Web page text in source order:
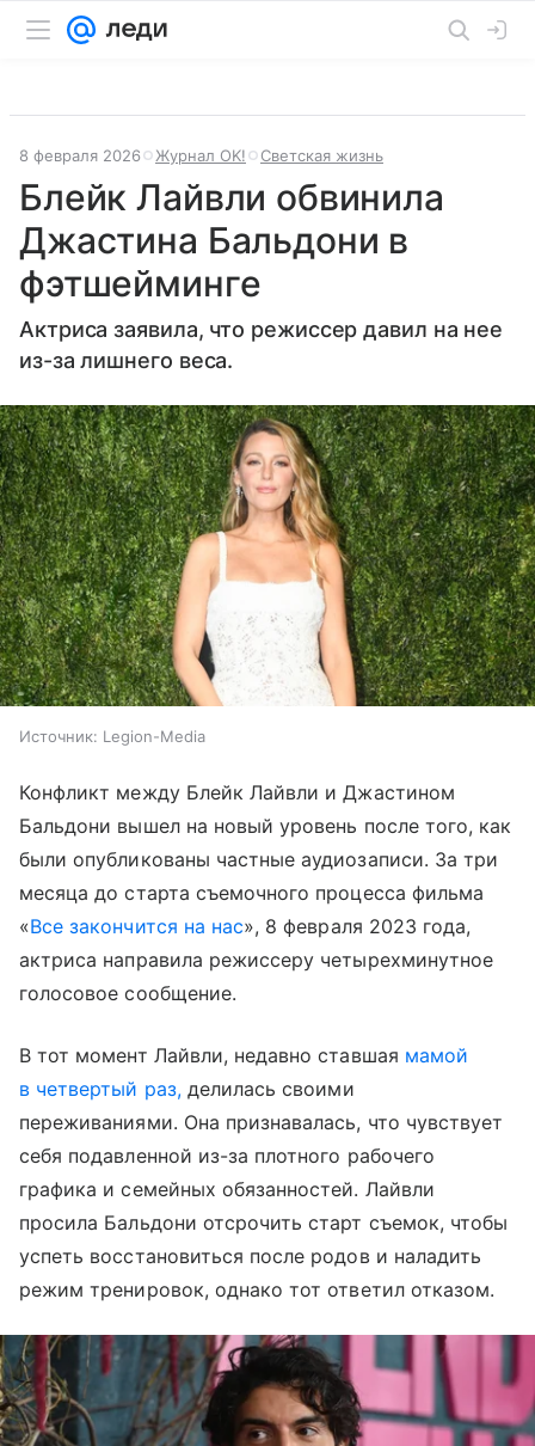
8 февраля 2026 Журнал OK! Светская жизнь
Блейк Лайвли обвинила
Джастина Бальдони в
фэтшейминге
Актриса заявила, что режиссер давил на нее
из-за лишнего веса.
Источник: Legion-Media
Конфликт между Блейк Лайвли и Джастином
Бальдони вышел на новый уровень после того, как
были опубликованы частные аудиозаписи. За три
месяца до старта съемочного процесса фильма
«Все закончится на нас», 8 февраля 2023 года,
актриса направила режиссеру четырехминутное
голосовое сообщение.
В тот момент Лайвли, недавно ставшая мамой
в четвертый раз,делилась своими
переживаниями. Она признавалась, что чувствует
себя подавленной из-за плотного рабочего
графика и семейных обязанностей. Лайвли
просила Бальдони отсрочить старт съемок, чтобы
успеть восстановиться после родов и наладить
режим тренировок, однако тот ответил отказом.